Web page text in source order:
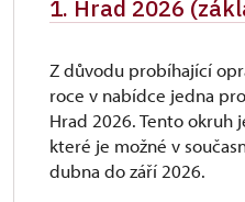
1. Hrad 2026
Z důvodu probíhající
roce v nabídce jedna
Hrad 2026. Tento okruh
které je možné v
dubna do září 2026.